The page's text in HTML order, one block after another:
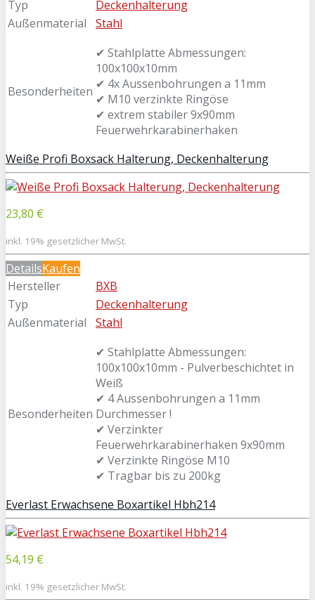
Typ
Deckenhalterung
Außenmaterial
Stahl
Besonderheiten
✔ Stahlplatte Abmessungen:
100x100x10mm
✔ 4x Aussenbohrungen a 11mm
✔ M10 verzinkte Ringöse
✔ extrem stabiler 9x90mm
Feuerwehrkarabinerhaken
Weiße Profi Boxsack Halterung, Deckenhalterung
23,80 €
inkl. 19% gesetzlicher MwSt.
DetailsKaufen
Hersteller
BXB
Typ
Deckenhalterung
Außenmaterial
Stahl
Besonderheiten
✔ Stahlplatte Abmessungen:
100x100x10mm - Pulverbeschichtet in
Weiß
✔ 4 Aussenbohrungen a 11mm
Durchmesser !
✔ Verzinkter
Feuerwehrkarabinerhaken 9x90mm
✔ Verzinkte Ringöse M10
✔ Tragbar bis zu 200kg
Everlast Erwachsene Boxartikel Hbh214
54,19 €
inkl. 19% gesetzlicher MwSt.